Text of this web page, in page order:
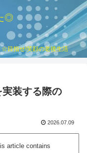
◎
☆目指せ!笑顔の老後生活
装する際の
2026.07.09
article contains